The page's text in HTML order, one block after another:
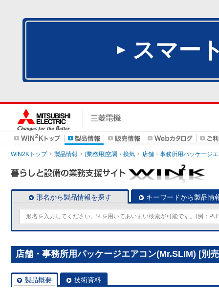
スマー
WIN2Kトップ 製品情報 [業務用]空調・換気 店舗・事務所用パッケージ
形名から製品情報を探す キーワードから製品情
店舗・事務所用パッケージエアコン(Mr.SLIM) [別
製品概要 技術資料